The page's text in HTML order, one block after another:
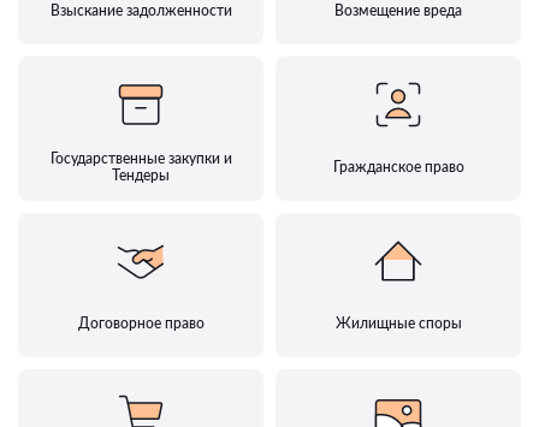
Взыскание задолженности Возмещение вреда
Государственные закупки и
Тендеры
Гражданское право
Договорное право Жилищные споры